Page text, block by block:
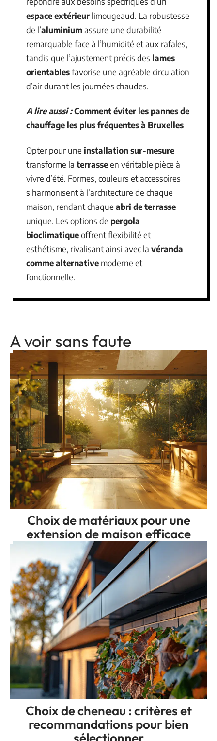
espace extérieur limougeaud. La robustesse
de l’aluminiumassure une durabilité
remarquable face à l’humidité et aux rafales,
tandis que l’ajustement précis des lames
orientablesfavorise une agréable circulation
d’air durant les journées chaudes.
A lire aussi :Comment éviter les pannes de
chauffage les plus fréquentes à Bruxelles
Opter pour une installation sur-mesure
transforme la terrasseen véritable pièce à
vivre d’été. Formes, couleurs et accessoires
s’harmonisent à l’architecture de chaque
maison, rendant chaque abri de terrasse
unique. Les options de pergola
bioclimatiqueoffrent flexibilité et
esthétisme, rivalisant ainsi avec la véranda
comme alternative moderne et
fonctionnelle.
A voir sans faute
Choix de matériaux pour une
extension de maison efficace
Choix de cheneau : critères et
recommandations pour bien